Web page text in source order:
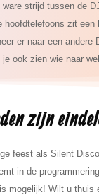
strijd tussen de
hoofdtelefoons zit
er naar een andere
ook zien wie naar
zijn
feest als Silent
in de
mogelijk! Wilt u thuis